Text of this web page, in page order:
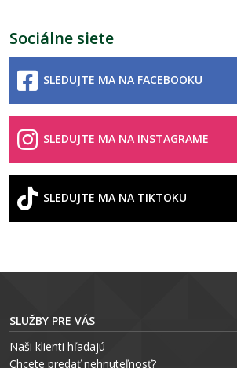
Sociálne siete
SLEDUJTE MA NA FACEBOOKU
SLEDUJTE MA NA INSTAGRAME
SLEDUJTE MA NA TIKTOKU
SLUŽBY PRE VÁS
Naši klienti hľadajú
Chcete predať nehnuteľnosť?